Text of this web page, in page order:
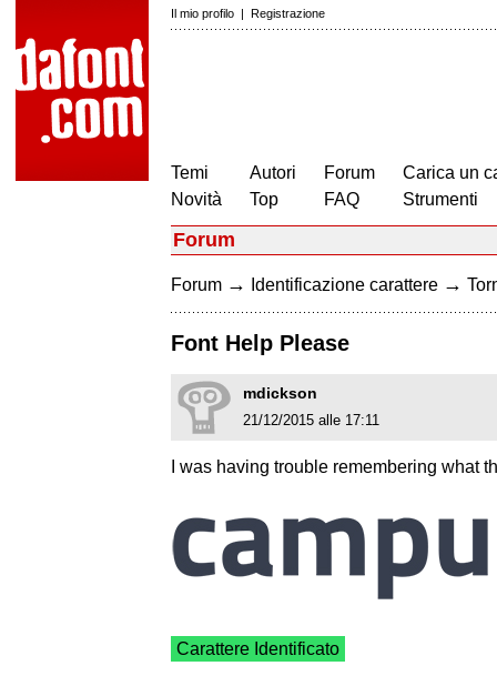
Il mio profilo | Registrazione
Temi
Novità
Autori
Top
Forum
FAQ
Carica un
Strumenti
Forum
Forum → Identificazione carattere →
Font Help Please
mdickson
21/12/2015 alle 17:11
I was having trouble remembering what
Carattere Identificato